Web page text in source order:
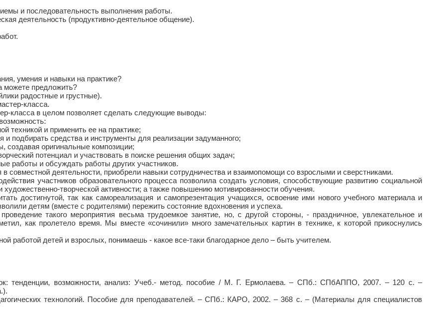
и последовательность выполнения работы.
деятельность (продуктивно-деятельное общение).
умения и навыки на практике?
можете предложить?
радостные и грустные).
класса.
класса в целом позволяет сделать следующие выводы:
техникой и применить ее на практике;
и подбирать средства и инструменты для реализации задуманного;
оригинальные композиции;
потенциал и участвовать в поиске решения общих задач;
работы и обсуждать работы других участников.
совместной деятельности, приобрели навыки сотрудничества и взаимопомощи со взрослыми и сверстниками.
участников образовательного процесса позволила создать условия, способствующие развитию социальной
художественно-творческой активности; а также повышению мотивированности обучения.
достигнутой, так как самореализация и самопрезентация учащихся, освоение ими нового учебного материала и
детям (вместе с родителями) пережить состояние вдохновения и успеха.
такого мероприятия весьма трудоемкое занятие, но, с другой стороны, - праздничное, увлекательное и
как пролетело время. Мы вместе «сочинили» много замечательных картин в технике, к которой прикоснулись
работой детей и взрослых, понимаешь - какое все-таки благодарное дело – быть учителем.
тенденции, возможности, анализ: Учеб.- метод. пособие / М. Г. Ермолаева. – СПб.: СПбАППО, 2007. – 120 с. –
технологий. Пособие для преподавателей. – СПб.: КАРО, 2002. – 368 с. – (Материалы для специалистов